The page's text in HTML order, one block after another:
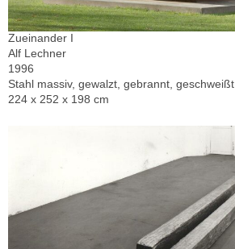
Zueinander I
Alf Lechner
1996
Stahl massiv, gewalzt, gebrannt, geschweißt
224 x 252 x 198 cm